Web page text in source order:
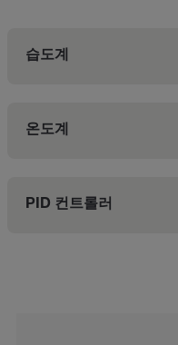
습도계
온도계
PID 컨트롤러